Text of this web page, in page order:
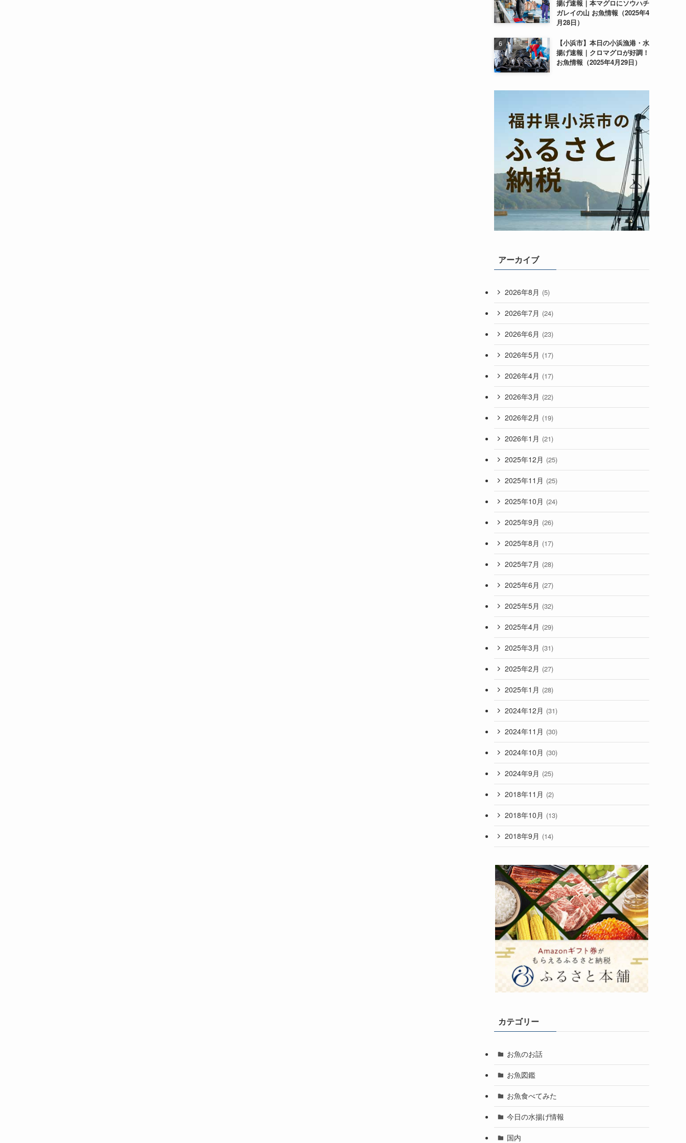
揚げ速報｜本マグロにソウハチ
ガレイの山 お魚情報（2025年4
月28日）
【小浜市】本日の小浜漁港・水
揚げ速報｜クロマグロが好調！
お魚情報（2025年4月29日）
アーカイブ
2026年8月 (5)
2026年7月 (24)
2026年6月 (23)
2026年5月 (17)
2026年4月 (17)
2026年3月 (22)
2026年2月 (19)
2026年1月 (21)
2025年12月 (25)
2025年11月 (25)
2025年10月 (24)
2025年9月 (26)
2025年8月 (17)
2025年7月 (28)
2025年6月 (27)
2025年5月 (32)
2025年4月 (29)
2025年3月 (31)
2025年2月 (27)
2025年1月 (28)
2024年12月 (31)
2024年11月 (30)
2024年10月 (30)
2024年9月 (25)
2018年11月 (2)
2018年10月 (13)
2018年9月 (14)
カテゴリー
お魚のお話
お魚図鑑
お魚食べてみた
今日の水揚げ情報
国内